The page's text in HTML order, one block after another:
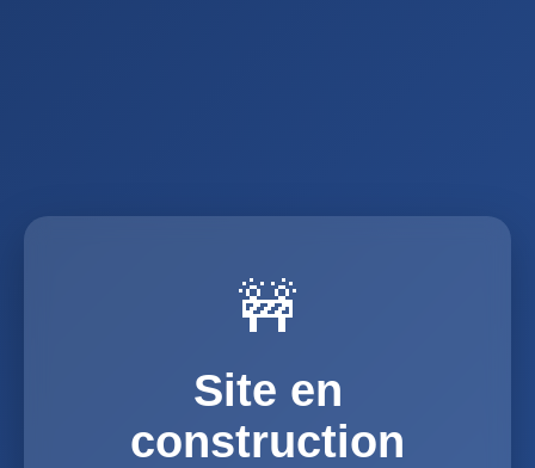
🚧
Site en
construction